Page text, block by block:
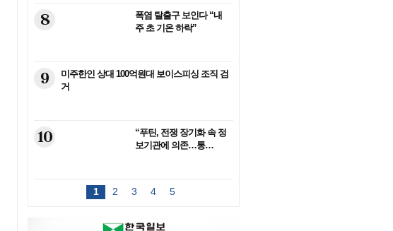
8
폭염 탈출구 보인다 “내
주 초 기온 하락”
9
미주한인 상대 100억원대 보이스피싱 조직 검
거
10
“푸틴, 전쟁 장기화 속 정
보기관에 의존…통…
1 2 3 4 5